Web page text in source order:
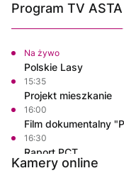
Program TV ASTA
Na żywo
Polskie Lasy
15:35
Projekt mieszkanie
16:00
Film dokumentalny
16:30
Raport PCT
16:40
Kamery online